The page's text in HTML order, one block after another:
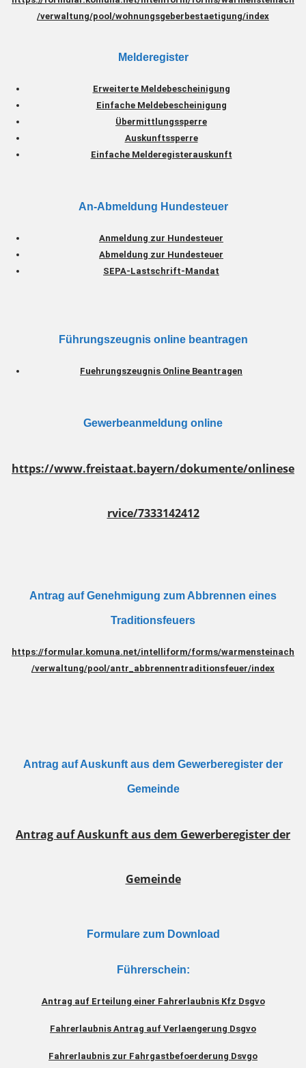
/verwaltung/pool/wohnungsgeberbestaetigung/index
Melderegister
Erweiterte Meldebescheinigung
Einfache Meldebescheinigung
Übermittlungssperre
Auskunftssperre
Einfache Melderegisterauskunft
An-Abmeldung Hundesteuer
Anmeldung zur Hundesteuer
Abmeldung zur Hundesteuer
SEPA-Lastschrift-Mandat
Führungszeugnis online beantragen
Fuehrungszeugnis Online Beantragen
Gewerbeanmeldung online
https://www.freistaat.bayern/dokumente/onlinese
rvice/7333142412
Antrag auf Genehmigung zum Abbrennen eines
Traditionsfeuers
https://formular.komuna.net/intelliform/forms/warmensteinach
/verwaltung/pool/antr_abbrennentraditionsfeuer/index
Antrag auf Auskunft aus dem Gewerberegister der
Gemeinde
Antrag auf Auskunft aus dem Gewerberegister der
Gemeinde
Formulare zum Download
Führerschein:
Antrag auf Erteilung einer Fahrerlaubnis Kfz Dsgvo
Fahrerlaubnis Antrag auf Verlaengerung Dsgvo
Fahrerlaubnis zur Fahrgastbefoerderung Dsvgo